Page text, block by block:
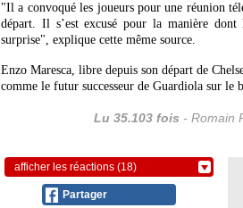
"Il a convoqué les joueurs pour une réunion
départ. Il s’est excusé pour la manière
surprise", explique cette même source.
Enzo Maresca, libre depuis son départ de
comme le futur successeur de Guardiola sur le
Lu 35.103 fois - Romain
afficher les réactions (18)
Partager